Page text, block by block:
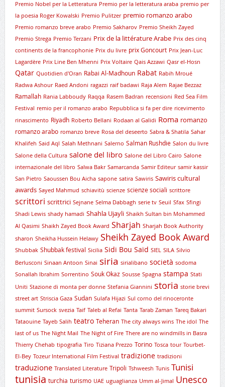
Premio Nobel per la Letteratura Premio per la letteratura araba premio per
la poesia Roger Kowalski Premio Pulitzer premio romanzo arabo
Premio romanzo breve arabo Premio Sakharov Premio Sheikh Zayed
Premio Strega Premio Terzani Prix de la littérature Arabe Prix des cinq
continents de la francophonie Prix du livre prix Goncourt Prix Jean-Luc
Lagardère Prix Line Ben Mhenni Prix Voltaire Qais Azzawi Qasr el-Hosn
Qatar Quotidien d'Oran Rabai Al-Madhoun Rabat Rabih Mroué
Radwa Ashour Raed Andoni ragazzi raif badawi Raja Alem Rajae Bezzaz
Ramallah Rania Labboudy Raqqa Rasem Badran recensioni Red Sea Film
Festival remio per il romanzo arabo Repubblica si fa per dire ricevimento
rinascimento Riyadh Roberto Bellani Rodaan al Galidi Roma romanzo
romanzo arabo romanzo breve Rosa del deseerto Sabra & Shatila Sahar
Khalifeh Said Aql Salah Methnani Salerno Salman Rushdie Salon du livre
Salone della Cultura salone del libro Salone del Libro Cairo Salone
internazionale del libro Salwa Bakr Samarcanda Samir Editeur samir kassir
San Pietro Saoussen Bou Aicha sapone satira Sawiris Sawiris cultural
awards Sayed Mahmud schiavitù scienze scienze sociali scrittore
scrittori scrittrici Sejnane Selma Dabbagh serie tv Seuil Sfax Sfingi
Shadi Lewis shady hamadi Shahla Ujayli Shaikh Sultan bin Mohammed
Al Qasimi Shaikh Zayed Book Award Sharjah Sharjah Book Authority
sharon Sheikha Hussein Helawy Sheikh Zayed Book Award
Shubbak Shubbak festival Sicilia Sidi Bou Saïd SIEL SILA Silvio
Berlusconi Sinaan Antoon Sinai siria sirialibano società sodoma
Sonallah Ibrahim Sorrentino Souk Okaz Sousse Spagna stampa Stati
Uniti Stazione di monta per donne Stefania Giannini storia storie brevi
street art Striscia Gaza Sudan Sulafa Hijazi Sul corno del rinoceronte
summit Sursock svezia Taif Taleb al Refai Tanta Tarab Zaman Tareq Bakari
Tataouine Tayeb Salih teatro Teheran The city always wins The idol The
last of us The Night Mail The Night of Fire There are no windmills in Basra
Thierry Chehab tipografia Tiro Tiziana Prezzo Torino Tosca tour Tourbet-
El-Bey Tozeur International Film Festival tradizione tradizioni
traduzione Translated Literature Tripoli Tshweesh Tunis Tunisi
tunisia turchia turismo UAE uguaglianza Umm al-Jimal Unesco